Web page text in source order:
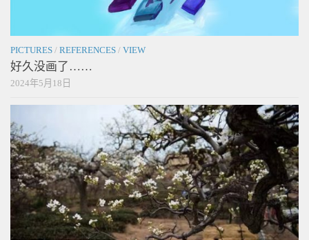
PICTURES / REFERENCES / VIEW
好久没画了……
2024年5月18日